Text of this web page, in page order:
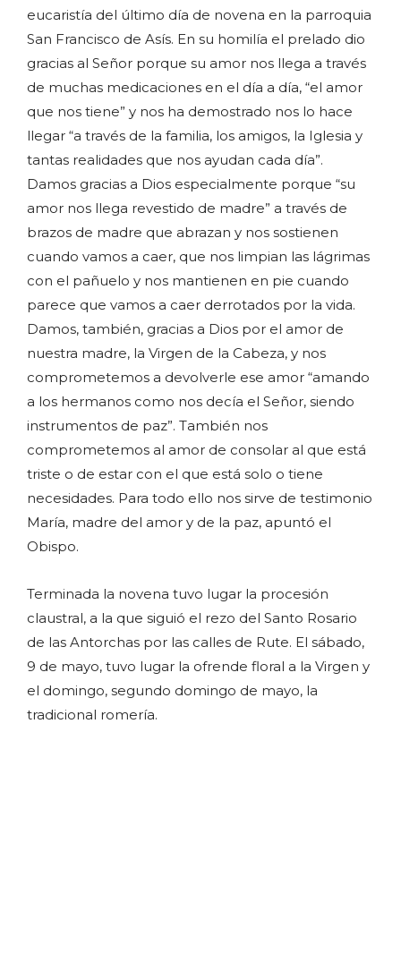
eucaristía del último día de novena en la parroquia
San Francisco de Asís. En su homilía el prelado dio
gracias al Señor porque su amor nos llega a través
de muchas medicaciones en el día a día, “el amor
que nos tiene” y nos ha demostrado nos lo hace
llegar “a través de la familia, los amigos, la Iglesia y
tantas realidades que nos ayudan cada día”.
Damos gracias a Dios especialmente porque “su
amor nos llega revestido de madre” a través de
brazos de madre que abrazan y nos sostienen
cuando vamos a caer, que nos limpian las lágrimas
con el pañuelo y nos mantienen en pie cuando
parece que vamos a caer derrotados por la vida.
Damos, también, gracias a Dios por el amor de
nuestra madre, la Virgen de la Cabeza, y nos
comprometemos a devolverle ese amor “amando
a los hermanos como nos decía el Señor, siendo
instrumentos de paz”. También nos
comprometemos al amor de consolar al que está
triste o de estar con el que está solo o tiene
necesidades. Para todo ello nos sirve de testimonio
María, madre del amor y de la paz, apuntó el
Obispo.
Terminada la novena tuvo lugar la procesión
claustral, a la que siguió el rezo del Santo Rosario
de las Antorchas por las calles de Rute. El sábado,
9 de mayo, tuvo lugar la ofrende floral a la Virgen y
el domingo, segundo domingo de mayo, la
tradicional romería.